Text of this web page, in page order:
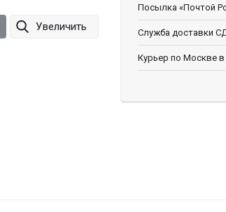
Увеличить
Посылка «Почтой
Служба доставки
Курьер по Москве